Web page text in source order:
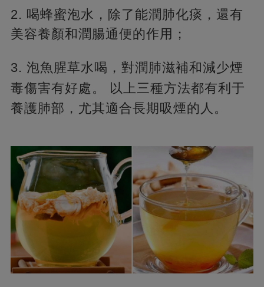
2. 喝蜂蜜泡水，除了能潤肺化痰，還有
美容養顏和潤腸通便的作用；
3. 泡魚腥草水喝，對潤肺滋補和減少煙
毒傷害有好處。
以上三種方法都有利于
養護肺部，尤其適合長期吸煙的人。